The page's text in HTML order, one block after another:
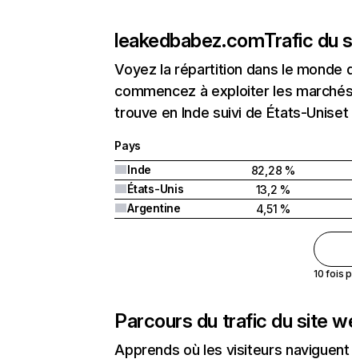
leakedbabez.comTrafic du
Voyez la répartition dans le
commencez à exploiter les
trouve en Inde suivi de États-
Pays
Inde
82,28 %
États-Unis
13,2 %
Argentine
4,51 %
10 fois
Parcours du trafic du site
Apprends où les visiteurs